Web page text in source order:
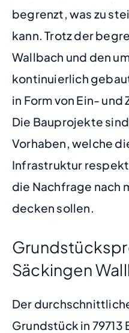
begrenzt, was zu
kann. Trotz der
Wallbach und den
kontinuierlich
in Form von Ein-
Die Bauprojekte
Vorhaben, welche
Infrastruktur
die Nachfrage nach
decken sollen.
Säckingen
Der
Grundstück in